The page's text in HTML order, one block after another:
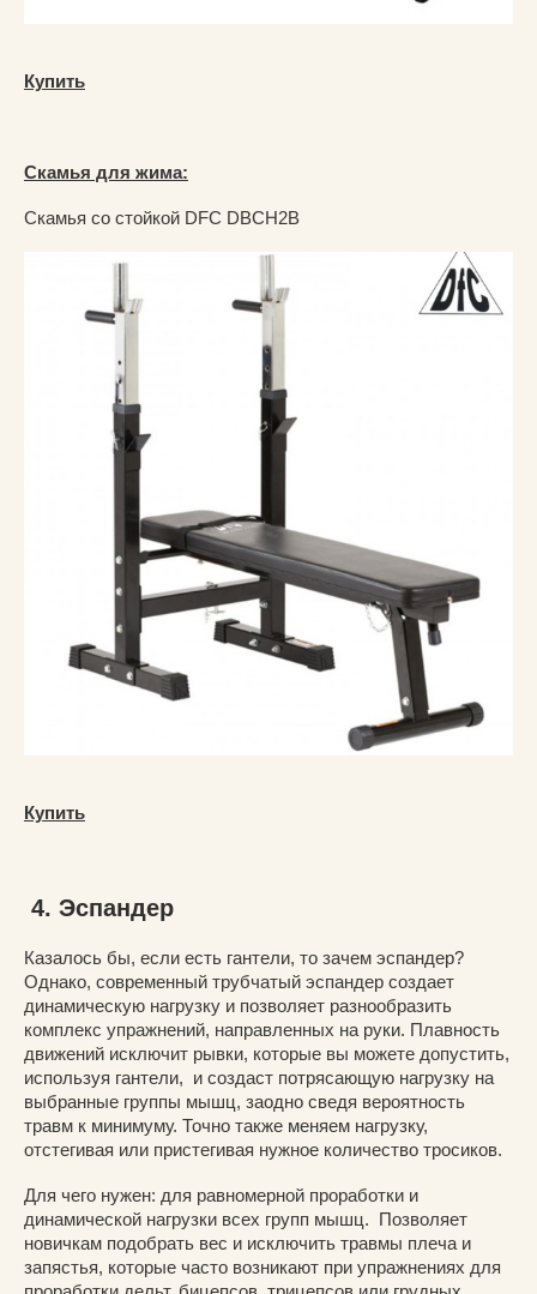
Купить
Скамья для жима:
Скамья со стойкой DFC DBCH2B
Купить
4. Эспандер
Казалось бы, если есть гантели, то зачем эспандер?
Однако, современный трубчатый эспандер создает
динамическую нагрузку и позволяет разнообразить
комплекс упражнений, направленных на руки. Плавность
движений исключит рывки, которые вы можете допустить,
используя гантели, и создаст потрясающую нагрузку на
выбранные группы мышц, заодно сведя вероятность
травм к минимуму. Точно также меняем нагрузку,
отстегивая или пристегивая нужное количество тросиков.
Для чего нужен: для равномерной проработки и
динамической нагрузки всех групп мышц. Позволяет
новичкам подобрать вес и исключить травмы плеча и
запястья, которые часто возникают при упражнениях для